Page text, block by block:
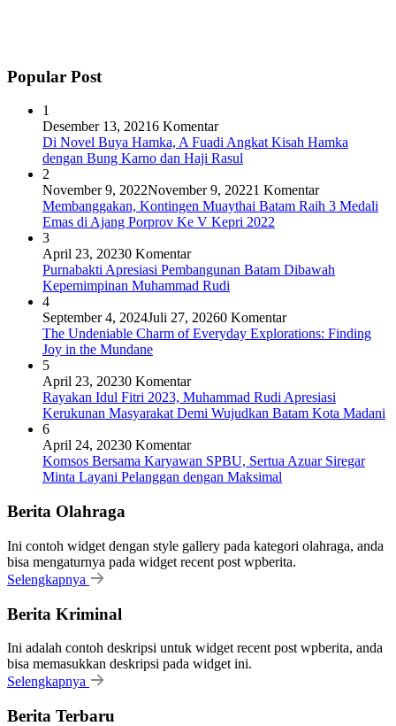
Popular Post
1
Desember 13, 20216 Komentar
Di Novel Buya Hamka, A Fuadi Angkat Kisah Hamka
dengan Bung Karno dan Haji Rasul
2
November 9, 2022November 9, 20221 Komentar
Membanggakan, Kontingen Muaythai Batam Raih 3 Medali
Emas di Ajang Porprov Ke V Kepri 2022
3
April 23, 20230 Komentar
Purnabakti Apresiasi Pembangunan Batam Dibawah
Kepemimpinan Muhammad Rudi
4
September 4, 2024Juli 27, 20260 Komentar
The Undeniable Charm of Everyday Explorations: Finding
Joy in the Mundane
5
April 23, 20230 Komentar
Rayakan Idul Fitri 2023, Muhammad Rudi Apresiasi
Kerukunan Masyarakat Demi Wujudkan Batam Kota Madani
6
April 24, 20230 Komentar
Komsos Bersama Karyawan SPBU, Sertua Azuar Siregar
Minta Layani Pelanggan dengan Maksimal
Berita Olahraga
Ini contoh widget dengan style gallery pada kategori olahraga, anda
bisa mengaturnya pada widget recent post wpberita.
Selengkapnya
Berita Kriminal
Ini adalah contoh deskripsi untuk widget recent post wpberita, anda
bisa memasukkan deskripsi pada widget ini.
Selengkapnya
Berita Terbaru